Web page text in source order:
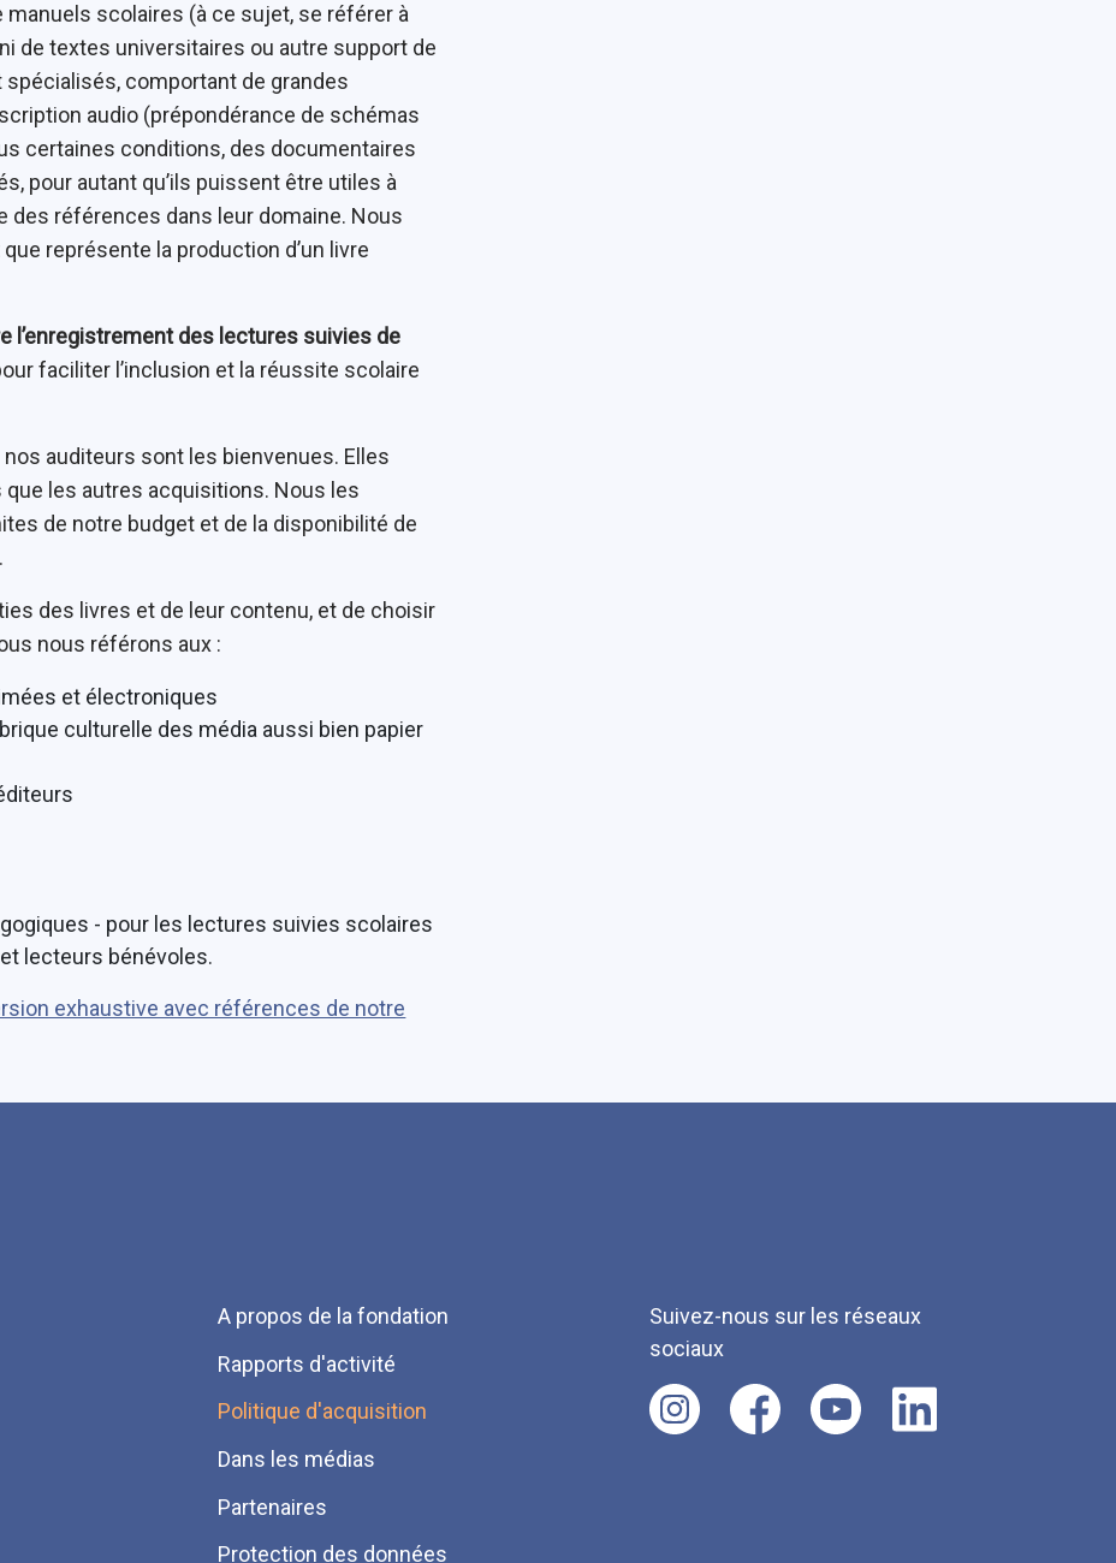
manuels scolaires (à ce sujet, se référer à
de textes universitaires ou autre support de
comportant de grandes
audio (prépondérance de schémas
certaines conditions, des documentaires
pour autant qu’ils puissent être utiles à
des références dans leur domaine. Nous
représente la production d’un livre
l’enregistrement des lectures suivies de
faciliter l’inclusion et la réussite scolaire
auditeurs sont les bienvenues. Elles
les autres acquisitions. Nous les
de notre budget et de la disponibilité de
des livres et de leur contenu, et de choisir
nous référons aux :
et électroniques
culturelle des média aussi bien papier
- pour les lectures suivies scolaires
lecteurs bénévoles.
exhaustive avec références de notre
Menu
Pied
de
page
A propos de la fondation
Rapports d'activité
Politique d'acquisition
Dans les médias
Partenaires
Protection des données
Suivez-nous sur les réseaux
sociaux